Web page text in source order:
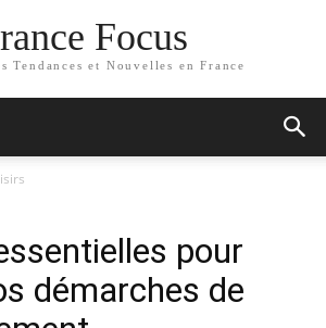
Focus
Tendances et Nouvelles en France
pour
démarches de